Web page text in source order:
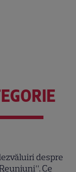
despre
Ce